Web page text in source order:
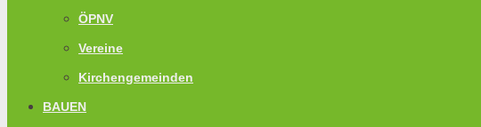
ÖPNV
Vereine
Kirchengemeinden
BAUEN